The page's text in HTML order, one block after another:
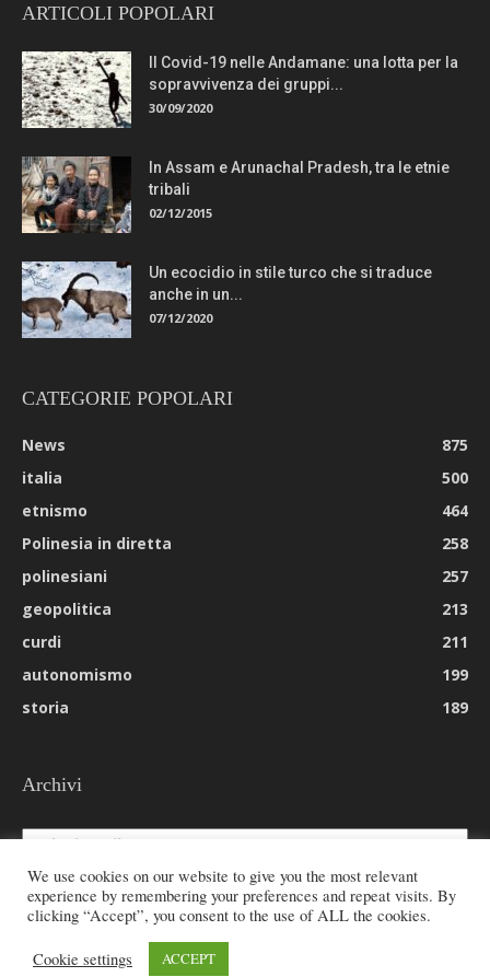
ARTICOLI POPOLARI
Il Covid-19 nelle Andamane: una lotta per la
sopravvivenza dei gruppi...
30/09/2020
In Assam e Arunachal Pradesh, tra le etnie
tribali
02/12/2015
Un ecocidio in stile turco che si traduce
anche in un...
07/12/2020
CATEGORIE POPOLARI
News
875
italia
500
etnismo
464
Polinesia in diretta
258
polinesiani
257
geopolitica
213
curdi
211
autonomismo
199
storia
189
Archivi
Archivi
© 2026 All rights reserved - Etnie -
We use cookies on our website to give you the most relevant
experience by remembering your preferences and repeat visits. By
clicking “Accept”, you consent to the use of ALL the cookies.
Cookie settings ACCEPT